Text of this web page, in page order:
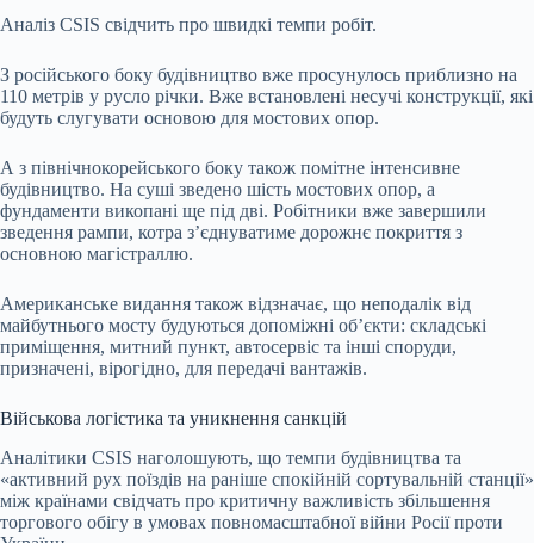
Аналіз CSIS свідчить про швидкі темпи робіт.
З російського боку будівництво вже просунулось приблизно на
110 метрів у русло річки. Вже встановлені несучі конструкції, які
будуть слугувати основою для мостових опор.
А з північнокорейського боку також помітне інтенсивне
будівництво. На суші зведено шість мостових опор, а
фундаменти викопані ще під дві. Робітники вже завершили
зведення рампи, котра з’єднуватиме дорожнє покриття з
основною магістраллю.
Американське видання також відзначає, що неподалік від
майбутнього мосту будуються допоміжні об’єкти: складські
приміщення, митний пункт, автосервіс та інші споруди,
призначені, вірогідно, для передачі вантажів.
Військова логістика та уникнення санкцій
Аналітики CSIS наголошують, що темпи будівництва та
«активний рух поїздів на раніше спокійній сортувальній станції»
між країнами свідчать про критичну важливість збільшення
торгового обігу в умовах повномасштабної війни Росії проти